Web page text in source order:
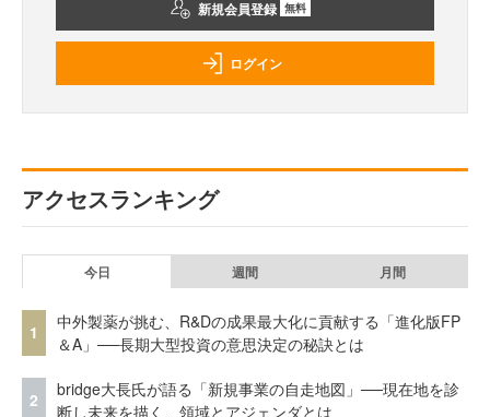
新規会員登録 無料
ログイン
アクセスランキング
今日 週間 月間
1
中外製薬が挑む、R&Dの成果最大化に貢献する「進化版FP
＆A」──長期大型投資の意思決定の秘訣とは
2
bridge大長氏が語る「新規事業の自走地図」──現在地を診
断し未来を描く、領域とアジェンダとは